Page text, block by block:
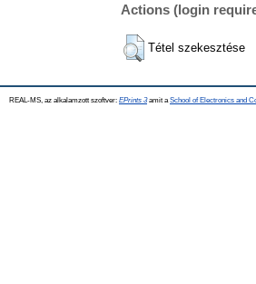
Actions (login
Tétel szekesztése
REAL-MS, az alkalamzott szoftver: EPrints 3amit a School of Electronics and